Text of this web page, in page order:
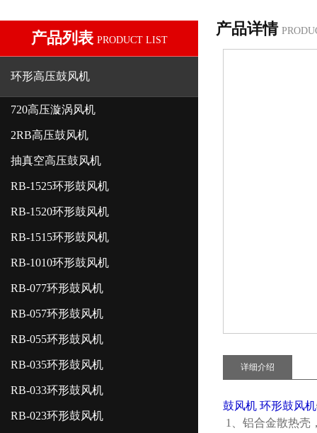
产品列表 PRODUCT LIST
环形高压鼓风机
720高压漩涡风机
2RB高压鼓风机
抽真空高压鼓风机
RB-1525环形鼓风机
RB-1520环形鼓风机
RB-1515环形鼓风机
RB-1010环形鼓风机
RB-077环形鼓风机
RB-057环形鼓风机
RB-055环形鼓风机
RB-035环形鼓风机
RB-033环形鼓风机
RB-023环形鼓风机
产品详情
详细介绍
鼓风机 环形鼓风机
1、铝合金散热壳